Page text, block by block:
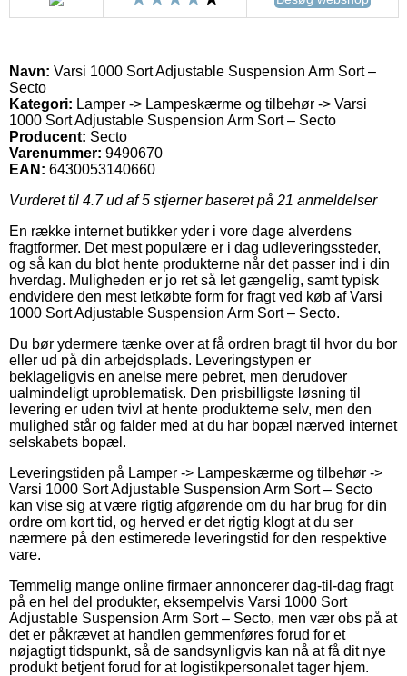
Navn: Varsi 1000 Sort Adjustable Suspension Arm Sort –
Secto
Kategori: Lamper -> Lampeskærme og tilbehør -> Varsi
1000 Sort Adjustable Suspension Arm Sort – Secto
Producent: Secto
Varenummer: 9490670
EAN: 6430053140660
Vurderet til 4.7ud af 5 stjerner baseret på 21 anmeldelser
En række internet butikker yder i vore dage alverdens
fragtformer. Det mest populære er i dag udleveringssteder,
og så kan du blot hente produkterne når det passer ind i din
hverdag. Muligheden er jo ret så let gængelig, samt typisk
endvidere den mest letkøbte form for fragt ved køb af Varsi
1000 Sort Adjustable Suspension Arm Sort – Secto.
Du bør ydermere tænke over at få ordren bragt til hvor du bor
eller ud på din arbejdsplads. Leveringstypen er
beklageligvis en anelse mere pebret, men derudover
ualmindeligt uproblematisk. Den prisbilligste løsning til
levering er uden tvivl at hente produkterne selv, men den
mulighed står og falder med at du har bopæl nærved internet
selskabets bopæl.
Leveringstiden på Lamper -> Lampeskærme og tilbehør ->
Varsi 1000 Sort Adjustable Suspension Arm Sort – Secto
kan vise sig at være rigtig afgørende om du har brug for din
ordre om kort tid, og herved er det rigtig klogt at du ser
nærmere på den estimerede leveringstid for den respektive
vare.
Temmelig mange online firmaer annoncerer dag-til-dag fragt
på en hel del produkter, eksempelvis Varsi 1000 Sort
Adjustable Suspension Arm Sort – Secto, men vær obs på at
det er påkrævet at handlen gemmenføres forud for et
nøjagtigt tidspunkt, så de sandsynligvis kan nå at få dit nye
produkt betjent forud for at logistikpersonalet tager hjem.